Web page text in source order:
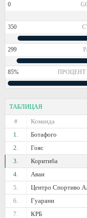
0
350
299
85%
ТАБЛИЦАЯ
#
Команда
1.
Ботафого
2.
Гояс
3.
Коритиба
4.
Аваи
5.
Центро Спортиво
6.
Гуарани
7.
КРБ